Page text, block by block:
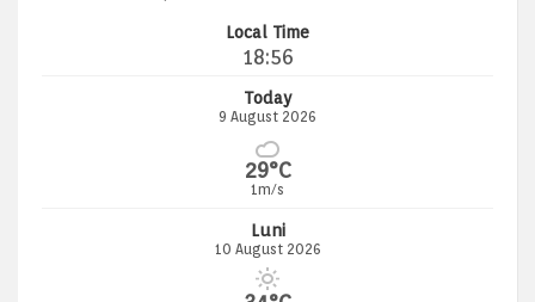
Local Time
18:56
Today
9 August 2026
29°C
1m/s
Luni
10 August 2026